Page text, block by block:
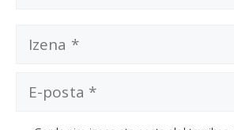
Izena
posta